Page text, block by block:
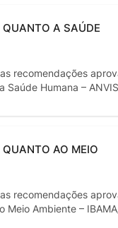
QUANTO A SAÚDE
recomendações
Saúde Humana –
QUANTO AO MEIO
recomendações
Meio Ambiente –